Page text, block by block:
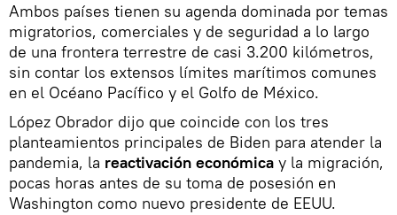
Ambos países tienen su agenda dominada por temas
migratorios, comerciales y de seguridad a lo largo
de una frontera terrestre de casi 3.200 kilómetros,
sin contar los extensos límites marítimos comunes
en el Océano Pacífico y el Golfo de México.
López Obrador dijo que coincide con los tres
planteamientos principales de Biden para atender la
pandemia, la reactivación económica y la migración,
pocas horas antes de su toma de posesión en
Washington como nuevo presidente de EEUU.